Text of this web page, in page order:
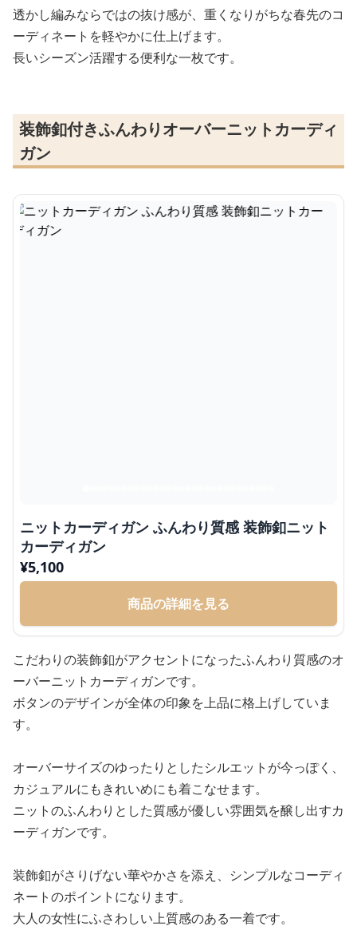
透かし編みならではの抜け感が、重くなりがちな春先のコ
ーディネートを軽やかに仕上げます。
長いシーズン活躍する便利な一枚です。
装飾釦付きふんわりオーバーニットカーディ
ガン
ニットカーディガン ふんわり質感 装飾釦ニット
カーディガン
¥5,100
商品の詳細を見る
こだわりの装飾釦がアクセントになったふんわり質感のオ
ーバーニットカーディガンです。
ボタンのデザインが全体の印象を上品に格上げしていま
す。
オーバーサイズのゆったりとしたシルエットが今っぽく、
カジュアルにもきれいめにも着こなせます。
ニットのふんわりとした質感が優しい雰囲気を醸し出すカ
ーディガンです。
装飾釦がさりげない華やかさを添え、シンプルなコーディ
ネートのポイントになります。
大人の女性にふさわしい上質感のある一着です。